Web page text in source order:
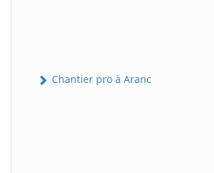
Chantier pro à Aranc